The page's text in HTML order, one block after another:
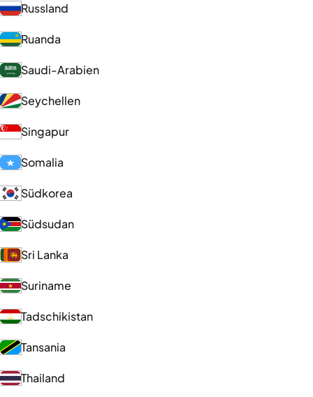
Russland
Ruanda
Saudi-Arabien
Seychellen
Singapur
Somalia
Südkorea
Südsudan
Sri Lanka
Suriname
Tadschikistan
Tansania
Thailand